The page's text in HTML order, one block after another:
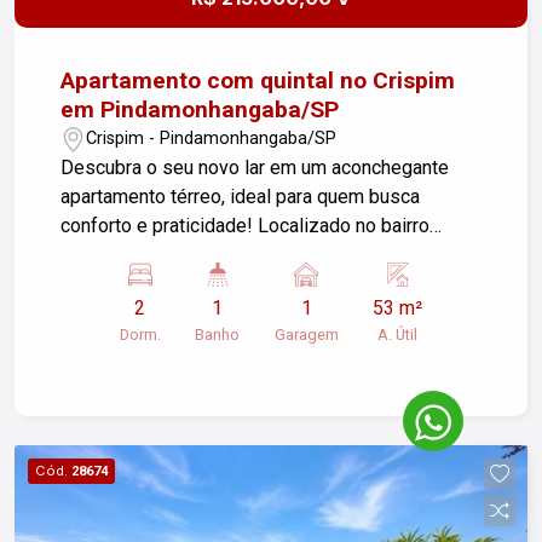
Apartamento com quintal no Crispim
em Pindamonhangaba/SP
Crispim - Pindamonhangaba/SP
Descubra o seu novo lar em um aconchegante
apartamento térreo, ideal para quem busca
conforto e praticidade! Localizado no bairro
área útil e oferece: - Sala de estar ampla e
iluminada, perfeita para momentos de
descontração. - 2 dormitórios arejados,
descanso. - Banheiro moderno e funcional. -
Cozinha americana integrada, ideal para quem
gosta de praticidade e interação durante as
refeições. - Área de serviço, facilitando o dia a
dia. - Quintal privativo, um espaço perfeito para
2
Dorm.
1
Banho
1
Garagem
53 m²
A. Útil
Cód. 28674